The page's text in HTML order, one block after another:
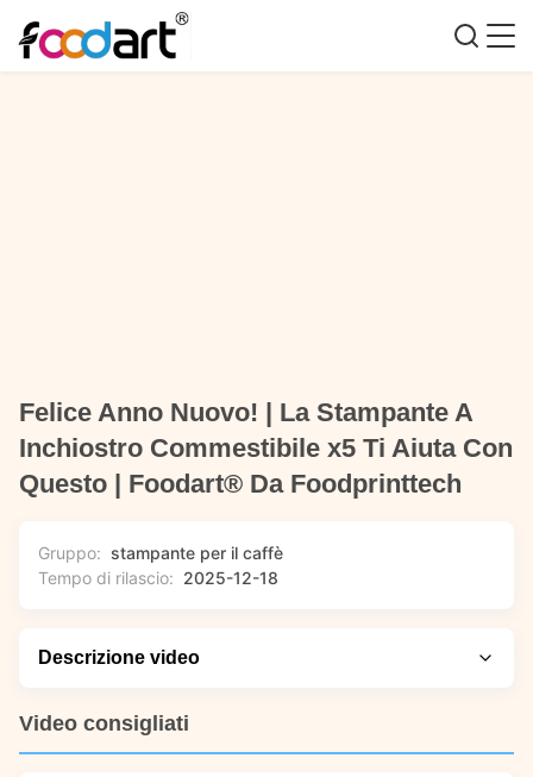
Felice Anno Nuovo! | La Stampante A
Inchiostro Commestibile x5 Ti Aiuta Con
Questo | Foodart® Da Foodprinttech
Gruppo: stampante per il caffè
Tempo di rilascio: 2025-12-18
Descrizione video
Segui una dimostrazione pratica che mette in evidenza i
Video consigliati